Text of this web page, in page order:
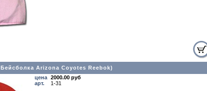
Бeйсболка Arizona Coyotes Reebok)
цена 2000.00 руб
арт.
1-31